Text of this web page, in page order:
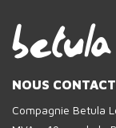
NOUS
Compagnie Betula